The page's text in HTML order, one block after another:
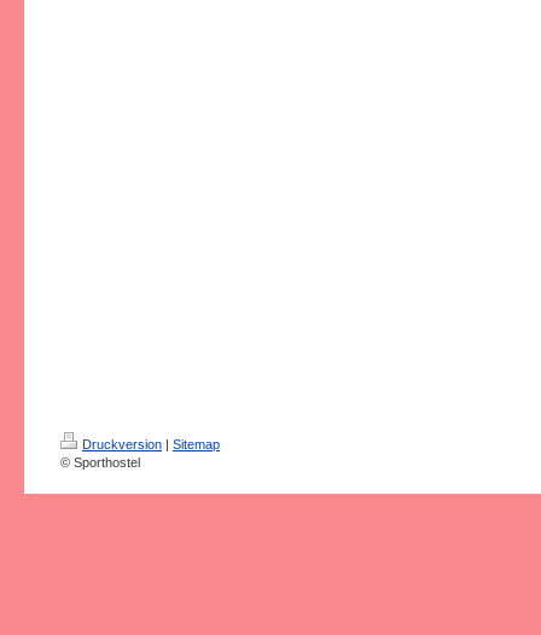
Druckversion | Sitemap
© Sporthostel